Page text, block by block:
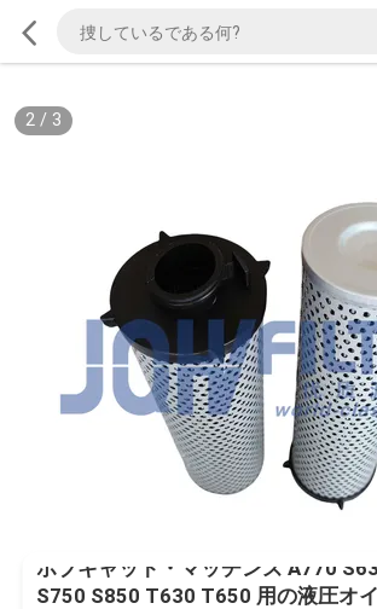
2/ 3
ボブキャット・マッチンズ A770
S750 S850 T630 T650 用の液圧オ